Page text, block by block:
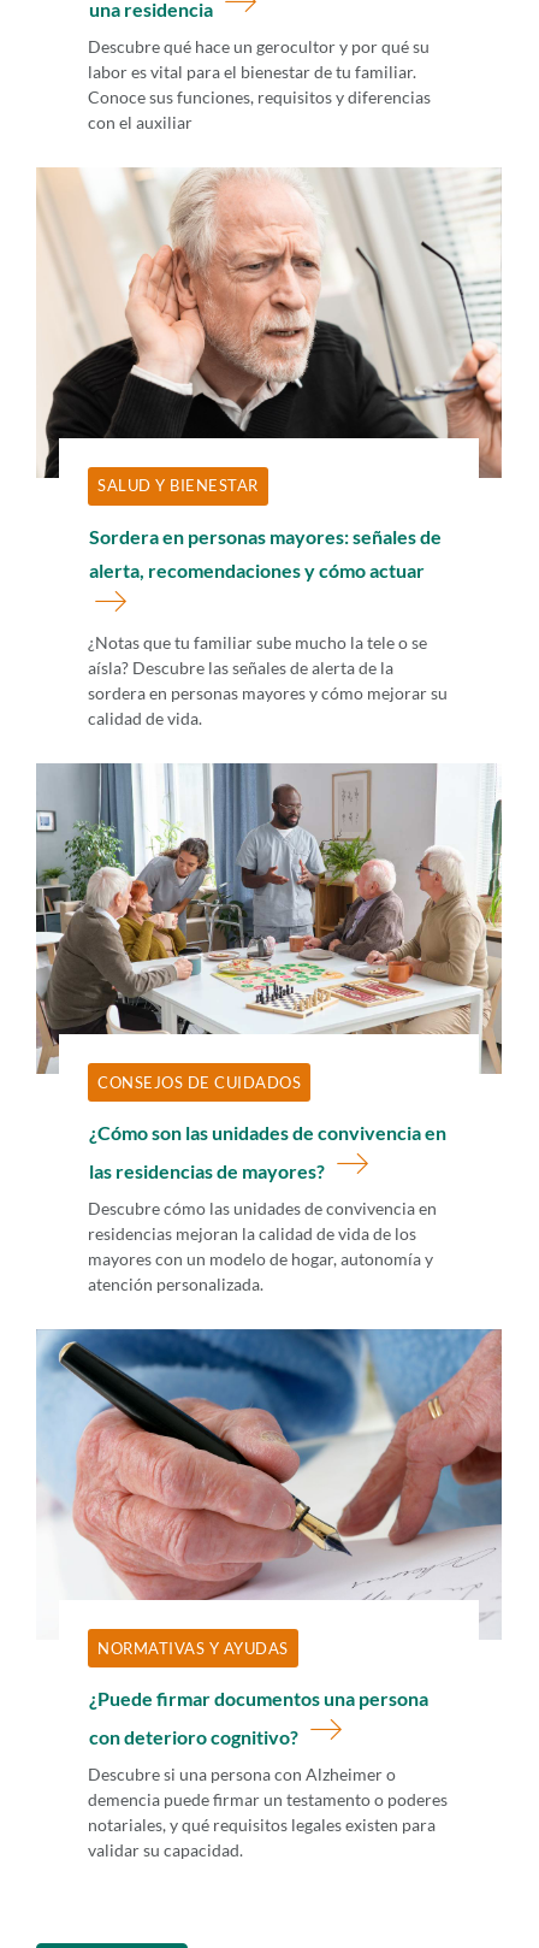
una residencia
Descubre qué hace un gerocultor y por qué su
labor es vital para el bienestar de tu familiar.
Conoce sus funciones, requisitos y diferencias
con el auxiliar
SALUD Y BIENESTAR
Sordera en personas mayores: señales de
alerta, recomendaciones y cómo actuar
¿Notas que tu familiar sube mucho la tele o se
aísla? Descubre las señales de alerta de la
sordera en personas mayores y cómo mejorar su
calidad de vida.
CONSEJOS DE CUIDADOS
¿Cómo son las unidades de convivencia en
las residencias de mayores?
Descubre cómo las unidades de convivencia en
residencias mejoran la calidad de vida de los
mayores con un modelo de hogar, autonomía y
atención personalizada.
NORMATIVAS Y AYUDAS
¿Puede firmar documentos una persona
con deterioro cognitivo?
Descubre si una persona con Alzheimer o
demencia puede firmar un testamento o poderes
notariales, y qué requisitos legales existen para
validar su capacidad.